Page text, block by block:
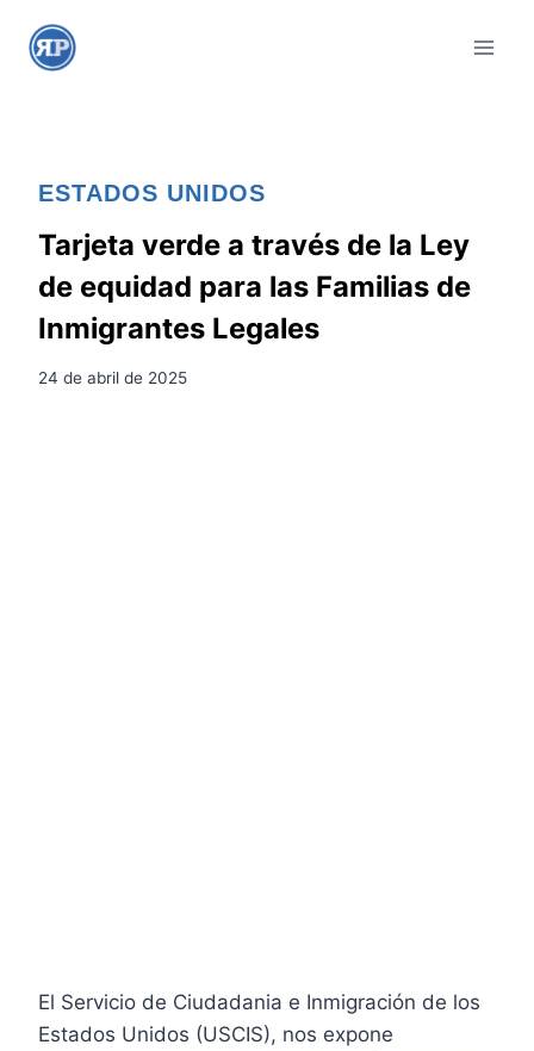
ESTADOS UNIDOS
Tarjeta verde a través de la Ley
de equidad para las Familias de
Inmigrantes Legales
24 de abril de 2025
El Servicio de Ciudadania e Inmigración de los
Estados Unidos (USCIS), nos expone